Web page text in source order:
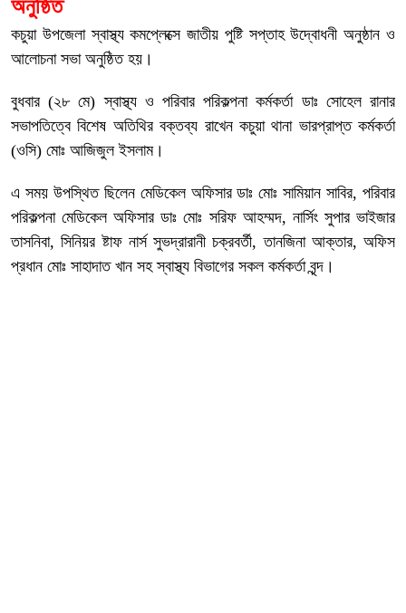
অনুষ্ঠিত
কচুয়া উপজেলা স্বাস্থ্য কমপ্লেক্সে জাতীয় পুষ্টি সপ্তাহ উদ্বোধনী অনুষ্ঠান ও
আলোচনা সভা অনুষ্ঠিত হয়।
বুধবার (২৮ মে) স্বাস্থ্য ও পরিবার পরিকল্পনা কর্মকর্তা ডাঃ সোহেল রানার
সভাপতিত্বে বিশেষ অতিথির বক্তব্য রাখেন কচুয়া থানা ভারপ্রাপ্ত কর্মকর্তা
(ওসি) মোঃ আজিজুল ইসলাম।
এ সময় উপস্থিত ছিলেন মেডিকেল অফিসার ডাঃ মোঃ সামিয়ান সাবির, পরিবার
পরিকল্পনা মেডিকেল অফিসার ডাঃ মোঃ সরিফ আহম্মদ, নার্সিং সুপার ভাইজার
তাসনিবা, সিনিয়র ষ্টাফ নার্স সুভদ্রারানী চক্রবর্তী, তানজিনা আক্তার, অফিস
প্রধান মোঃ সাহাদাত খান সহ স্বাস্থ্য বিভাগের সকল কর্মকর্তা বৃন্দ।